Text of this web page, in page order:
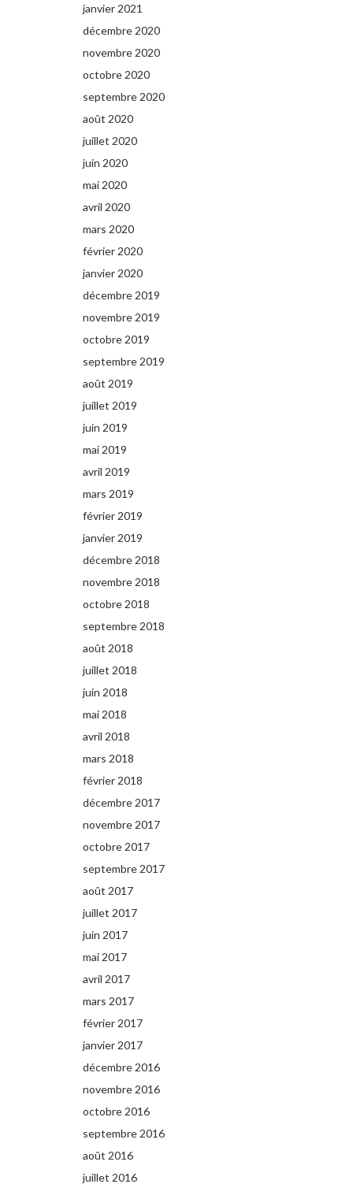
janvier 2021
décembre 2020
novembre 2020
octobre 2020
septembre 2020
août 2020
juillet 2020
juin 2020
mai 2020
avril 2020
mars 2020
février 2020
janvier 2020
décembre 2019
novembre 2019
octobre 2019
septembre 2019
août 2019
juillet 2019
juin 2019
mai 2019
avril 2019
mars 2019
février 2019
janvier 2019
décembre 2018
novembre 2018
octobre 2018
septembre 2018
août 2018
juillet 2018
juin 2018
mai 2018
avril 2018
mars 2018
février 2018
décembre 2017
novembre 2017
octobre 2017
septembre 2017
août 2017
juillet 2017
juin 2017
mai 2017
avril 2017
mars 2017
février 2017
janvier 2017
décembre 2016
novembre 2016
octobre 2016
septembre 2016
août 2016
juillet 2016